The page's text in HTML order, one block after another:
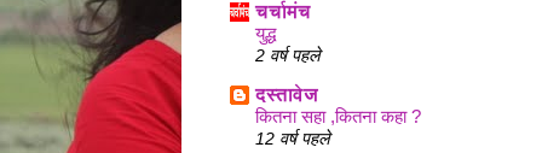
चर्चामंच
युद्ध
2 वर्ष पहले
दस्तावेज
कितना सहा ,कितना कहा ?
12 वर्ष पहले